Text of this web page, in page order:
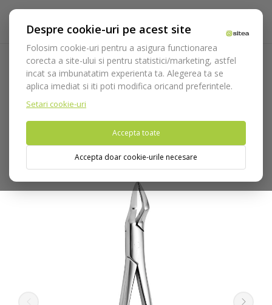
Despre cookie-uri pe acest site
Folosim cookie-uri pentru a asigura functionarea
corecta a site-ului si pentru statistici/marketing, astfel
incat sa imbunatatim experienta ta. Alegerea ta se
aplica imediat si iti poti modifica oricand preferintele.
Setari cookie-uri
Accepta toate
Accepta doar cookie-urile necesare
Acasa Instrumentar
Chirurgie si implantologie
Instrumentar extractie
Clesti Radacini
Cleste extractie
cod 2650/65
Nu puteti plasa comenzi din tara din care accesati website-ul
(United States).